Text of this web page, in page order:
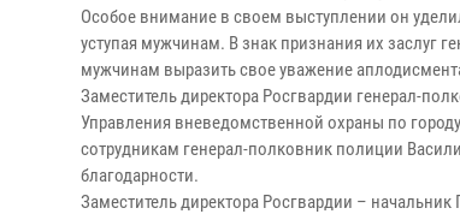
Особое внимание в своем выступлении он
уступая мужчинам. В знак признания их
мужчинам выразить свое уважение
Заместитель директора Росгвардии генерал-
Управления вневедомственной охраны по
сотрудникам генерал-полковник полиции
благодарности.
Заместитель директора Росгвардии –